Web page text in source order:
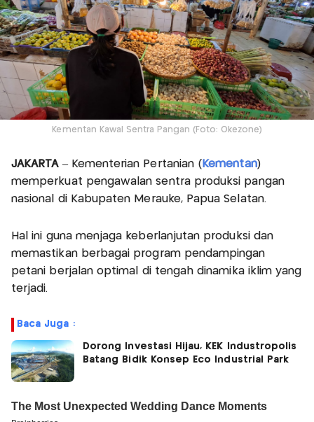
Kementan Kawal Sentra Pangan (Foto: Okezone)
JAKARTA– Kementerian Pertanian ( Kementan)
memperkuat pengawalan sentra produksi pangan
nasional di Kabupaten Merauke, Papua Selatan.
Hal ini guna menjaga keberlanjutan produksi dan
memastikan berbagai program pendampingan
petani berjalan optimal di tengah dinamika iklim yang
terjadi.
Baca Juga :
Dorong Investasi Hijau, KEK Industropolis
Batang Bidik Konsep Eco Industrial Park